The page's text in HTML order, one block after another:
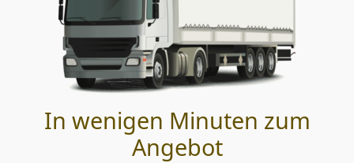
In wenigen Minuten zum
Angebot